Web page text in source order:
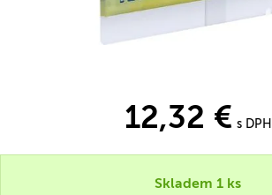
12,32 € s DPH
Skladem 1 ks